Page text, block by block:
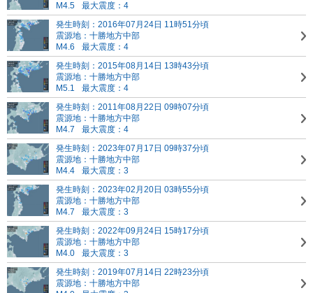
M4.5
最大震度：4
発生時刻：2016年07月24日 11時51分頃
震源地：十勝地方中部
M4.6
最大震度：4
発生時刻：2015年08月14日 13時43分頃
震源地：十勝地方中部
M5.1
最大震度：4
発生時刻：2011年08月22日 09時07分頃
震源地：十勝地方中部
M4.7
最大震度：4
発生時刻：2023年07月17日 09時37分頃
震源地：十勝地方中部
M4.4
最大震度：3
発生時刻：2023年02月20日 03時55分頃
震源地：十勝地方中部
M4.7
最大震度：3
発生時刻：2022年09月24日 15時17分頃
震源地：十勝地方中部
M4.0
最大震度：3
発生時刻：2019年07月14日 22時23分頃
震源地：十勝地方中部